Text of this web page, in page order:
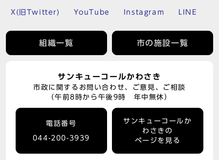
X(旧Twitter) YouTube Instagram LINE
組織一覧 市の施設一覧
サンキューコールかわさき
市政に関するお問い合わせ、ご意見、ご相談
（午前8時から午後9時 年中無休）
電話番号
044-200-3939
サンキューコールか
わさきの
ページを見る